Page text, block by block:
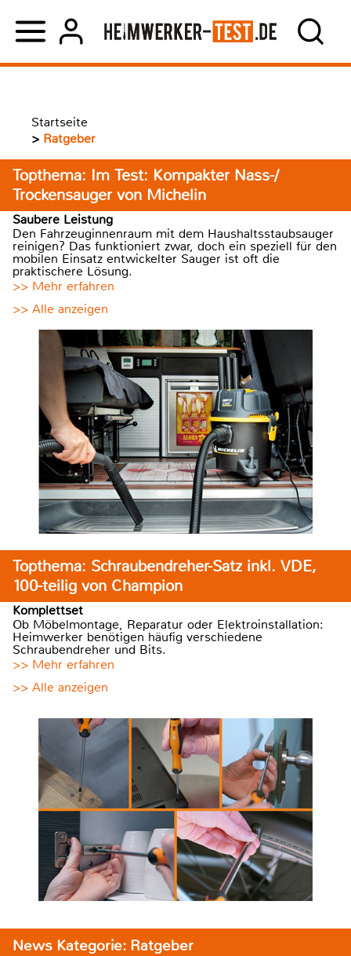
Startseite
> Ratgeber
Topthema: Im Test: Kompakter Nass-/
Trockensauger von Michelin
Saubere Leistung
Den Fahrzeuginnenraum mit dem Haushaltsstaubsauger
reinigen? Das funktioniert zwar, doch ein speziell für den
mobilen Einsatz entwickelter Sauger ist oft die
praktischere Lösung.
>> Mehr erfahren
>> Alle anzeigen
Topthema: Schraubendreher-Satz inkl. VDE,
100-teilig von Champion
Komplettset
Ob Möbelmontage, Reparatur oder Elektroinstallation:
Heimwerker benötigen häufig verschiedene
Schraubendreher und Bits.
>> Mehr erfahren
>> Alle anzeigen
News Kategorie: Ratgeber